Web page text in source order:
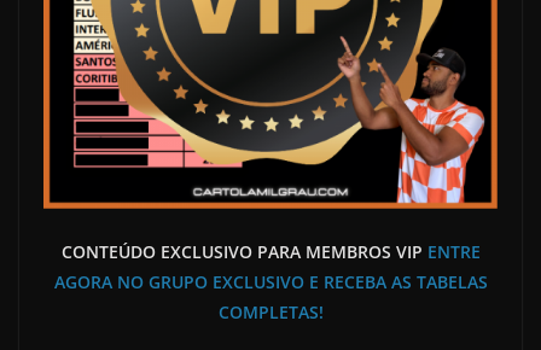
CONTEÚDO EXCLUSIVO PARA MEMBROS VIP ENTRE
AGORA NO GRUPO EXCLUSIVO E RECEBA AS TABELAS
COMPLETAS!